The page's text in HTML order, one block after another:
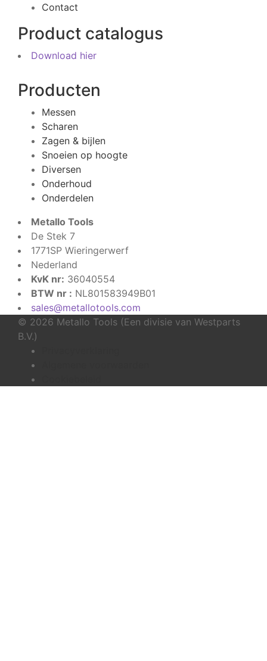
Contact
Product catalogus
Download hier
Producten
Messen
Scharen
Zagen & bijlen
Snoeien op hoogte
Diversen
Onderhoud
Onderdelen
Metallo Tools
De Stek 7
1771SP Wieringerwerf
Nederland
KvK nr: 36040554
BTW nr : NL801583949B01
sales@metallotools.com
© 2026 Metallo Tools (Een divisie van Westparts
B.V.)